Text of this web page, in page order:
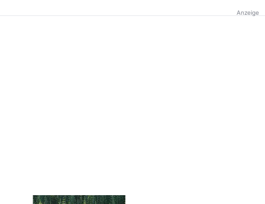
Anzeige